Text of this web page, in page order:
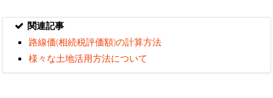
関連記事
路線価(相続税評価額)の計算方法
様々な土地活用方法について